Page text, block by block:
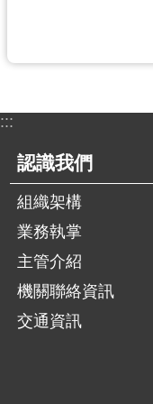
:::
認識我們
組織架構
業務執掌
主管介紹
機關聯絡資訊
交通資訊